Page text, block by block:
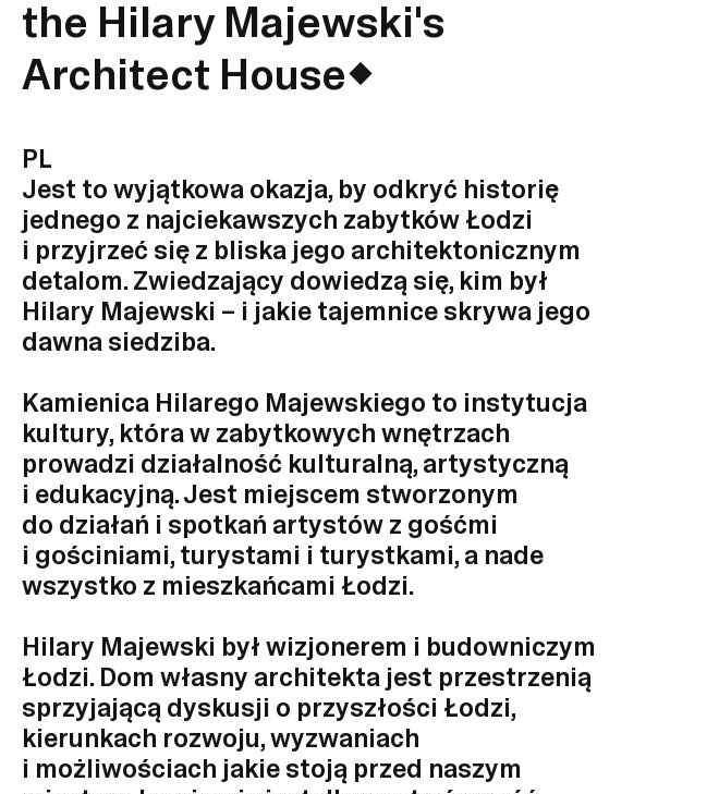
the Hilary Majewski's
Architect House
PL
Jest to wyjątkowa okazja, by odkryć historię
jednego z najciekawszych zabytków Łodzi
i przyjrzeć się z bliska jego architektonicznym
detalom. Zwiedzający dowiedzą się, kim był
Hilary Majewski – i jakie tajemnice skrywa jego
dawna siedziba.
Kamienica Hilarego Majewskiego to instytucja
kultury, która w zabytkowych wnętrzach
prowadzi działalność kulturalną, artystyczną
i edukacyjną. Jest miejscem stworzonym
do działań i spotkań artystów z gośćmi
i gościniami, turystami i turystkami, a nade
wszystko z mieszkańcami Łodzi.
Hilary Majewski był wizjonerem i budowniczym
Łodzi. Dom własny architekta jest przestrzenią
sprzyjającą dyskusji o przyszłości Łodzi,
kierunkach rozwoju, wyzwaniach
i możliwościach jakie stoją przed naszym